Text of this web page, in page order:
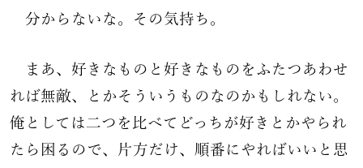
分からないな。その気持ち。
まあ、好きなものと好きなものをふたつあわせ
れば無敵、とかそういうものなのかもしれない。
俺としては二つを比べてどっちが好きとかやられ
たら困るので、片方だけ、順番にやればいいと思